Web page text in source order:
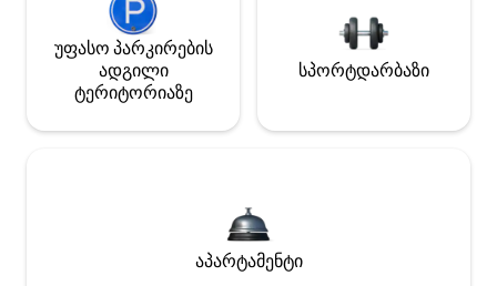
უფასო პარკირების
ადგილი
ტერიტორიაზე
სპორტდარბაზი
აპარტამენტი